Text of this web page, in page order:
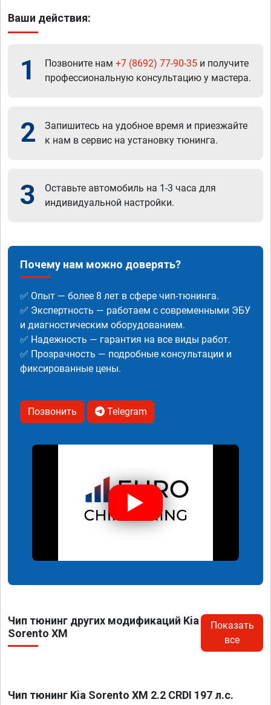
Ваши действия:
1 Позвоните нам +7 (8692) 77-90-35 и получите
профессиональную консультацию у мастера.
2
Запишитесь на удобное время и приезжайте
к нам в сервис на установку тюнинга.
3
Оставьте автомобиль на 1-3 часа для
индивидуальной настройки.
Почему нам можно доверять?
✅ Опыт — более 8 лет в сфере чип-тюнинга.
✅ Экспертность — работаем с современными ЭБУ
и диагностическим оборудованием.
✅ Надежность — гарантия на все виды работ.
✅ Прозрачность — подробные консультации и
фиксированные цены.
Позвонить Telegram
Чип тюнинг других модификаций Kia
Sorento XM
Показать
все
Чип тюнинг Kia Sorento XM 2.2 CRDI 197 л.с.